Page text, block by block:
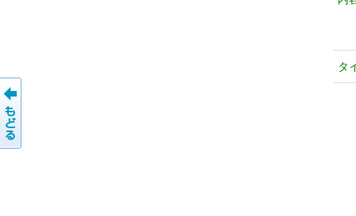
タ